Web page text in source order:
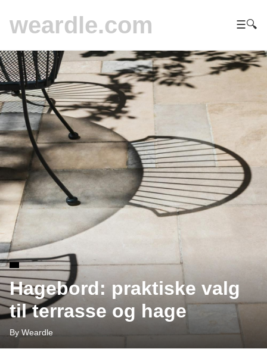
weardle.com ☰🔍
Hagebord: praktiske valg
til terrasse og hage
By Weardle